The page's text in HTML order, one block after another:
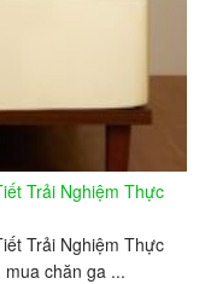
Trải Nghiệm Thực
Trải Nghiệm Thực
chăn ga ...